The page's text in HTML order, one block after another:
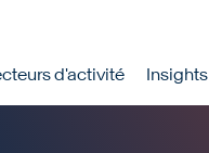
d'activité Insights